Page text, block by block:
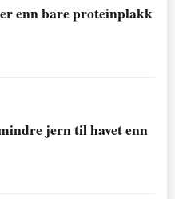
enn bare proteinplakk
jern til havet enn